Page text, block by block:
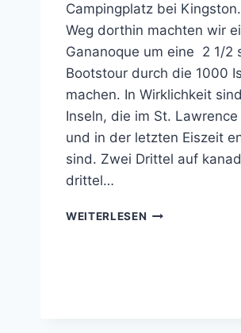
Campingplatz bei
Weg dorthin machten wir
Gananoque um eine 2 1/2
Bootstour durch die 1000
machen. In Wirklichkeit
Inseln, die im St.
und in der letzten Eiszeit
sind. Zwei Drittel auf
drittel…
WEITERLESEN KANADA